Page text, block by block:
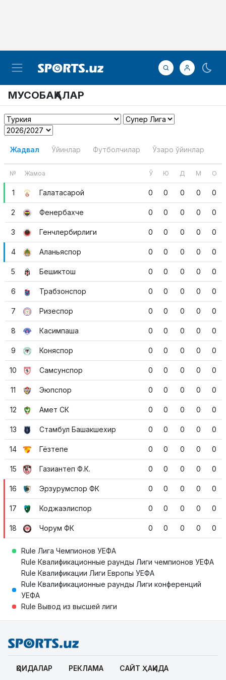
МУСОБАҚАЛАР
Жадвал Ўйинлар Футболчилар Ўзаро ўйинлар
№ Жамоа Ў Ю Д М О
1 Галатасарой 0 0 0 0 0
2 Фенербахче 0 0 0 0 0
3 Генчлербирлиги 0 0 0 0 0
4 Аланьяспор 0 0 0 0 0
5 Бешиктош 0 0 0 0 0
6 Трабзонспор 0 0 0 0 0
7 Ризеспор 0 0 0 0 0
8 Касимпаша 0 0 0 0 0
9 Коняспор 0 0 0 0 0
10 Самсунспор 0 0 0 0 0
11 Эюпспор 0 0 0 0 0
12 Амет СК 0 0 0 0 0
13 Стамбул Башакшехир 0 0 0 0 0
14 Гёзтепе 0 0 0 0 0
15 Газиантеп Ф.К. 0 0 0 0 0
16 Эрзурумспор ФК 0 0 0 0 0
17 Коджаэлиспор 0 0 0 0 0
18 Чорум ФК 0 0 0 0 0
Rule Лига Чемпионов УЕФА
Rule Квалификационные раунды Лиги чемпионов УЕФА
Rule Квалификации Лиги Европы УЕФА
Rule Квалификационные раунды Лиги конференций
УЕФА
Rule Вывод из высшей лиги
ҚОИДАЛАР РЕКЛАМА САЙТ ҲАҚИДА